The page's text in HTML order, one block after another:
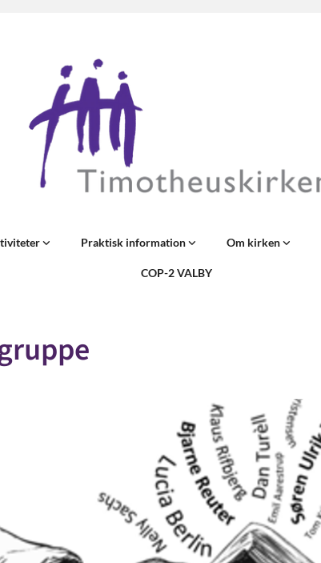
Praktisk information Om kirken
COP-2 VALBY